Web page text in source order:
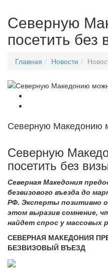
Северную
посетить без
Главная Новости
Северную Македонию
Северную
посетить без
Северная Македония
безвизового въезда до
РФ. Эксперты позитивно
этом выразив сомнение,
найдет спрос у массовых
СЕВЕРНАЯ МАКЕДОНИЯ
БЕЗВИЗОВЫЙ ВЪЕЗД